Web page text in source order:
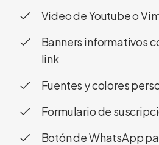
Video de Youtube o
Banners informativos
link
Fuentes y colores
Formulario de
Botón de WhatsApp